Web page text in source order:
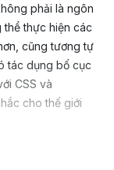
phải là ngôn
thực hiện các
cũng tương tự
tác dụng bố cục
CSS và
cho thế giới